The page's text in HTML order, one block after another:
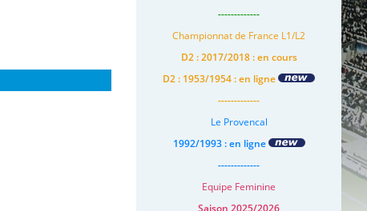
-------------
Championnat de France L1/L2
D2 : 2017/2018 : en cours
D2 : 1953/1954 : en ligne
-------------
Le Provencal
1992/1993 : en ligne
-------------
Equipe Feminine
Saison 2025/2026